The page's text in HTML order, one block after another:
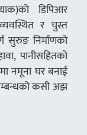
डिपिआर
र चुस्त
सुरुङ निर्माणको
पानीसहितको
नमूना घर बनाई
कसी अझ